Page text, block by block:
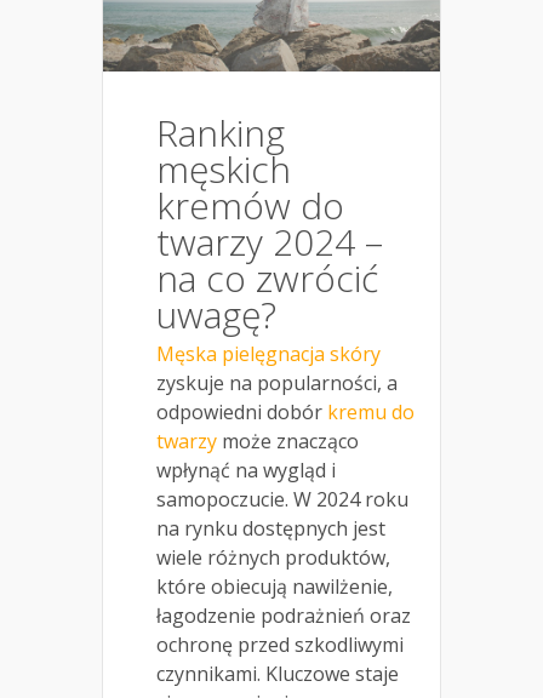
Ranking
męskich
kremów do
twarzy 2024 –
na co zwrócić
uwagę?
Męska pielęgnacja skóry
zyskuje na popularności, a
odpowiedni dobór kremu do
twarzy może znacząco
wpłynąć na wygląd i
samopoczucie. W 2024 roku
na rynku dostępnych jest
wiele różnych produktów,
które obiecują nawilżenie,
łagodzenie podrażnień oraz
ochronę przed szkodliwymi
czynnikami. Kluczowe staje